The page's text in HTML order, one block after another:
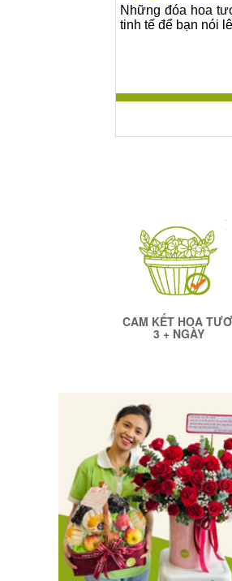
Những đóa hoa
tinh tế để bạn nói
Hình ảnhhoa và
phúc trong cuộc
và đẹp còn thể
CAM KẾT HOA
3 + NGÀY